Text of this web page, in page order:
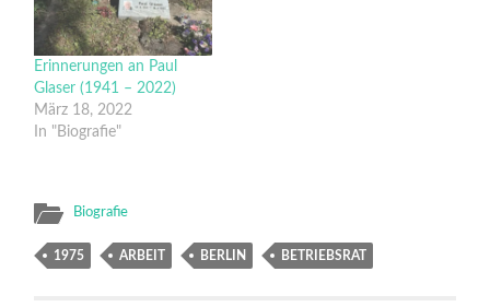
wollen es zuerst gar nicht
glauben. Sie sehen hinter
den Fenstern die Herren
von der Geschäftsleitung
herumlaufen, telefonieren.
Die…
Erinnerungen an Paul
Glaser (1941 – 2022)
März 18, 2022
In "Biografie"
Biografie
1975 ARBEIT BERLIN BETRIEBSRAT